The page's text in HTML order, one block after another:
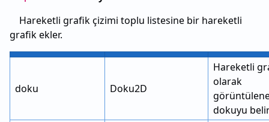
Hareketli grafik çizimi toplu listesine bir hareketli
grafik ekler.
doku Doku2D
Hareketli
olarak
dokuyu